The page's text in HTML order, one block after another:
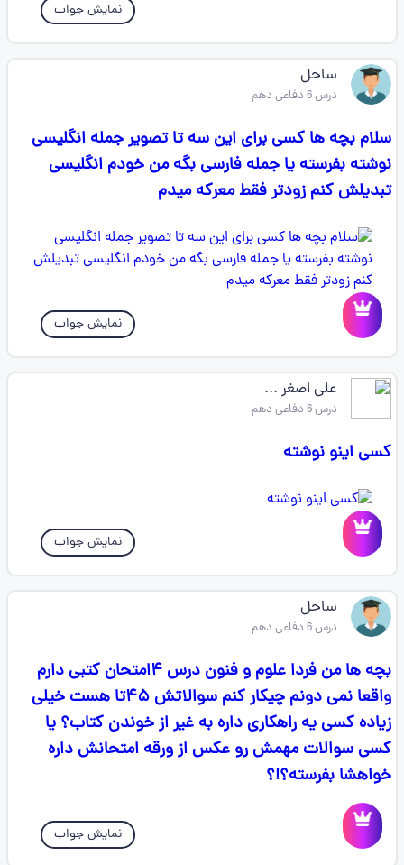
نمایش جواب
ساحل
درس 6 دفاعی دهم
سلام بچه ها کسی برای این سه تا تصویر جمله انگلیسی
نوشته بفرسته یا جمله فارسی بگه من خودم انگلیسی
تبدیلش کنم زودتر فقط معرکه میدم
نمایش جواب
علی اصغر ...
درس 6 دفاعی دهم
کسی اینو نوشته
نمایش جواب
ساحل
درس 6 دفاعی دهم
بچه ها من فردا علوم و فنون درس ۴امتحان کتبی دارم
واقعا نمی دونم چیکار کنم سوالاتش ۴۵تا هست خیلی
زیاده کسی یه راهکاری داره به غیر از خوندن کتاب؟ یا
کسی سوالات مهمش رو عکس از ورقه امتحانش داره
خواهشا بفرسته؟!؟
نمایش جواب